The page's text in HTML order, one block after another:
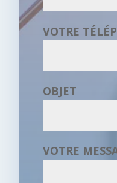
VOTRE
OBJET
VOTRE